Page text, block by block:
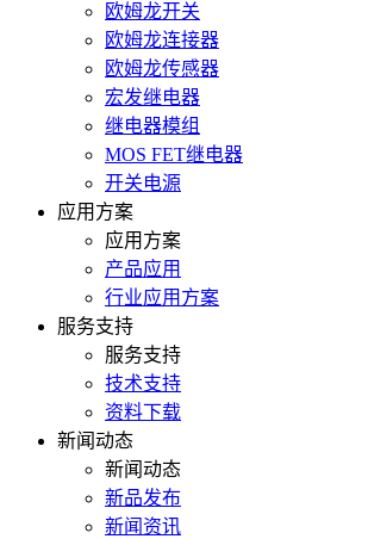
欧姆龙开关
欧姆龙连接器
欧姆龙传感器
宏发继电器
继电器模组
MOS FET继电器
开关电源
应用方案
应用方案
产品应用
行业应用方案
服务支持
服务支持
技术支持
资料下载
新闻动态
新闻动态
新品发布
新闻资讯